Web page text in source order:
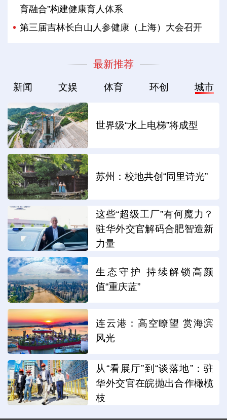
育融合”构建健康育人体系
第三届吉林长白山人参健康（上海）大会召开
最新推荐
新闻 文娱 体育 环创 城市
世界级“水上电梯”将成型
苏州：校地共创“同里诗光”
这些“超级工厂”有何魔力？
驻华外交官解码合肥智造新
力量
生态守护 持续解锁高颜
值“重庆蓝”
连云港：高空瞭望 赏海滨
风光
从“看展厅”到“谈落地”：驻
华外交官在皖抛出合作橄榄
枝